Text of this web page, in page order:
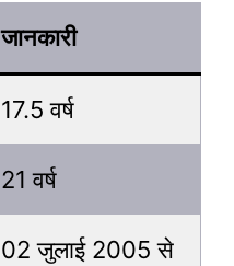
जानकारी
17.5 वर्ष
21 वर्ष
02 जुलाई 2005 से